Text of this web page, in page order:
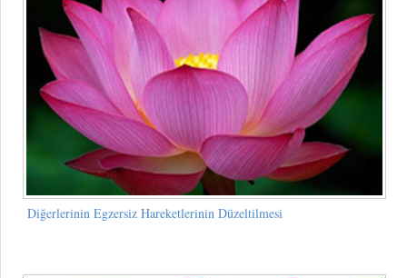
Diğerlerinin Egzersiz Hareketlerinin Düzeltilmesi